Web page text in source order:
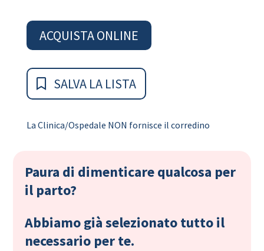
ACQUISTA ONLINE
SALVA LA LISTA
La Clinica/Ospedale NON fornisce il corredino
Paura di dimenticare qualcosa per
il parto?
Abbiamo già selezionato tutto il
necessario per te.